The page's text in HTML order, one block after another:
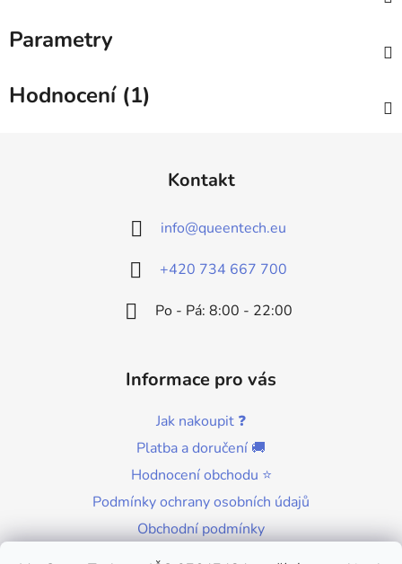
Parametry
Hodnocení (1)
Kontakt
info@queentech.eu
+420 734 667 700
Po - Pá: 8:00 - 22:00
Informace pro vás
Jak nakoupit ❓
Platba a doručení 🚚
Hodnocení obchodu ⭐
Podmínky ochrany osobních údajů
Obchodní podmínky